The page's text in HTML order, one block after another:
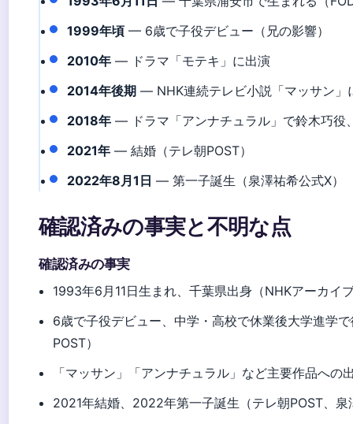
1999年頃— 6歳で子役デビュー（兄の影響）
2010年— ドラマ「モテキ」に出演
2014年後期— NHK連続テレビ小説「マッサン」
2018年— ドラマ「アンナチュラル」で鈴木巧役
2021年— 結婚（テレ朝POST）
2022年8月1日 — 第一子誕生（泉澤祐希公式X）
確認済みの事実と不明な点
確認済みの事実
1993年6月11日生まれ、千葉県出身（NHKアーカイ
6歳で子役デビュー、中学・高校で休業後大学進学
POST）
「マッサン」「アンナチュラル」など主要作品への
2021年結婚、2022年第一子誕生（テレ朝POST、泉